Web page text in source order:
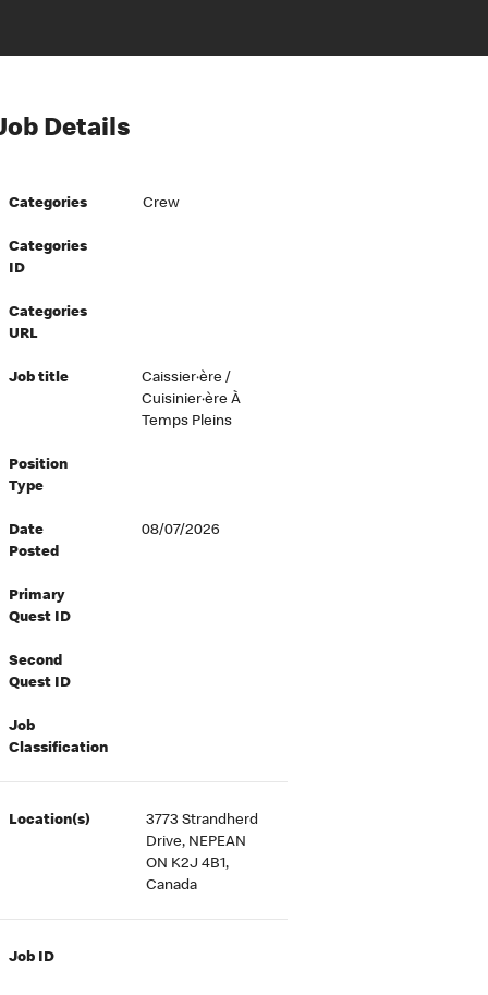
Details
Categories Crew
Categories
ID
Categories
URL
Job title
Caissier·ère /
Cuisinier·ère À
Temps Pleins
Position
Type
Date
Posted
08/07/2026
Primary
Quest ID
Second
Quest ID
Job
Classification
Location(s)
3773 Strandherd
Drive, NEPEAN
ON K2J 4B1,
Canada
Job ID